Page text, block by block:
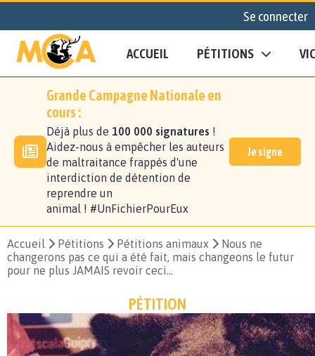
Se connecter
ACCUEIL PÉTITIONS
Grande Campagne Nationale en
cours :
Déjà plus de 100 000 signatures !
Aidez-nous à empêcher les auteurs
de maltraitance frappés d'une
interdiction de détention de
reprendre un
animal ! #UnFichierPourEux
Je signe
Accueil Pétitions Pétitions animaux
Nous ne
changerons pas ce qui a été fait, mais changeons le futur
pour ne plus JAMAIS revoir ceci...
PÉTITION